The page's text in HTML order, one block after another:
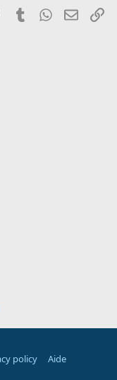
PinterestTumblrWhatsApp
Email
policy
Aide